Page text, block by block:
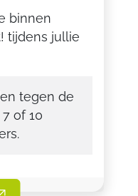
binnen
tijdens jullie
tegen de
of 10